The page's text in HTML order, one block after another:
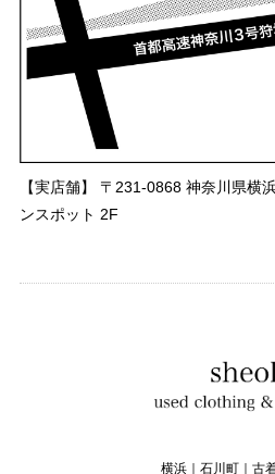
【実店舗】 〒231-0868 神奈川県横
ンスポット 2F
横浜｜石川町｜古